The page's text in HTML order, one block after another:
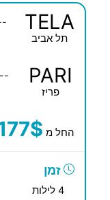
TELA
תל אביב
PARI
פריז
החל מ
זמן
4 לילות